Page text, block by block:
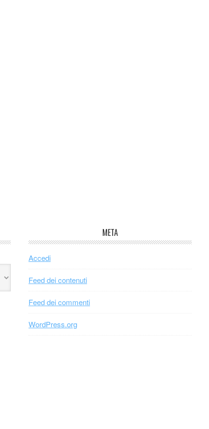
META
Accedi
Feed dei contenuti
Feed dei commenti
WordPress.org